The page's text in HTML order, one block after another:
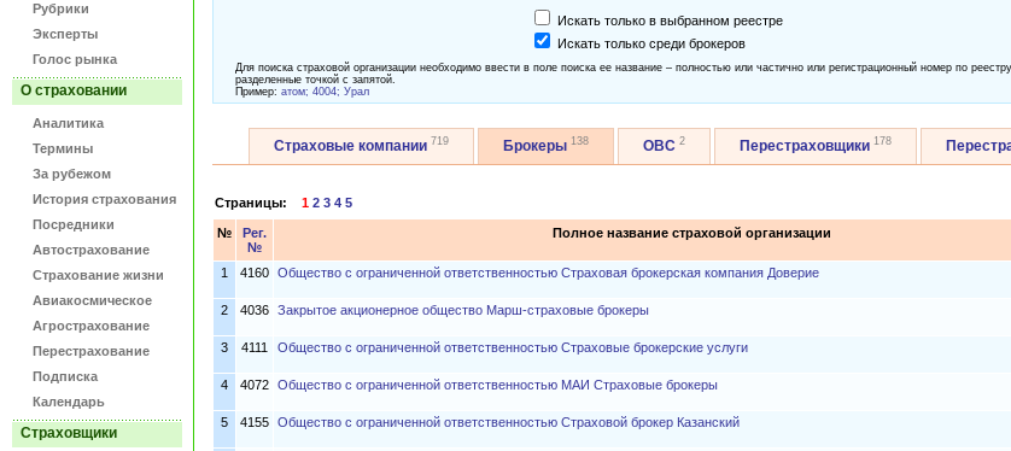
Рубрики
Эксперты
Голос рынка
О страховании
Аналитика
Термины
За рубежом
История страхования
Посредники
Автострахование
Страхование жизни
Авиакосмическое
Агрострахование
Перестрахование
Подписка
Календарь
Страховщики
Искать только в выбранном реестре
Искать только среди брокеров
Для поиска страховой организации необходимо ввести в поле поиска ее название – полностью или частично или регистрационный номер по
разделенные точкой с запятой.
Пример: атом; 4004; Урал
Страховые компании 719 Брокеры 138 ОВС 2 Перестраховщики 178
Страницы: 1 2 3 4 5
№
Рег.
№
Полное название страховой организации
1 4160 Общество с ограниченной ответственностью Страховая брокерская компания Доверие
2 4036 Закрытое акционерное общество Марш-страховые брокеры
3 4111 Общество с ограниченной ответственностью Страховые брокерские услуги
4 4072 Общество с ограниченной ответственностью МАИ Страховые брокеры
5 4155 Общество с ограниченной ответственностью Страховой брокер Казанский